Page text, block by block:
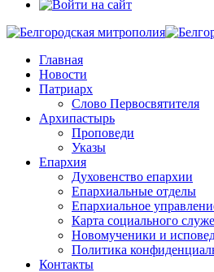
Главная
Новости
Патриарх
Слово Первосвятителя
Архипастырь
Проповеди
Указы
Епархия
Духовенство епархии
Епархиальные отделы
Епархиальное
Карта социального
Новомученики и
Политика
Контакты